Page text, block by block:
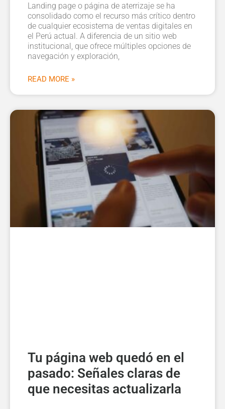
Landing page o página de aterrizaje se ha
consolidado como el recurso más crítico dentro
de cualquier ecosistema de ventas digitales en
el Perú actual. A diferencia de un sitio web
institucional, que ofrece múltiples opciones de
navegación y exploración,
READ MORE »
Tu página web quedó en el
pasado: Señales claras de
que necesitas actualizarla